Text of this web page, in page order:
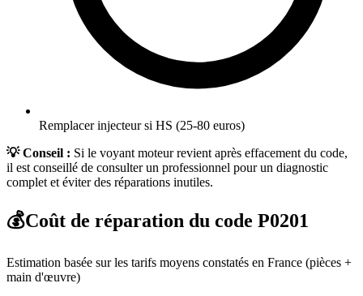
Remplacer injecteur si HS (25-80 euros)
💡 Conseil : Si le voyant moteur revient après effacement du code,
il est conseillé de consulter un professionnel pour un diagnostic
complet et éviter des réparations inutiles.
💰Coût de réparation du code P0201
Estimation basée sur les tarifs moyens constatés en France (pièces +
main d'œuvre)